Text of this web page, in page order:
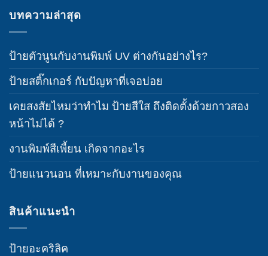
บทความล่าสุด
ป้ายตัวนูนกับงานพิมพ์ UV ต่างกันอย่างไร?
ป้ายสติ๊กเกอร์ กับปัญหาที่เจอบ่อย
เคยสงสัยไหมว่าทำไม ป้ายสีใส ถึงติดตั้งด้วยกาวสอง
หน้าไม่ได้ ?
งานพิมพ์สีเพี้ยน เกิดจากอะไร
ป้ายแนวนอน ที่เหมาะกับงานของคุณ
สินค้าแนะนำ
ป้ายอะคริลิค